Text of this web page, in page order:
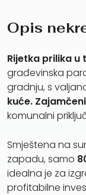
Opis
Rijetka prilika u
građevinska
gradnju, s
kuće.
komunalni
Smještena na
zapadu, samo
idealna je za
profitabilne